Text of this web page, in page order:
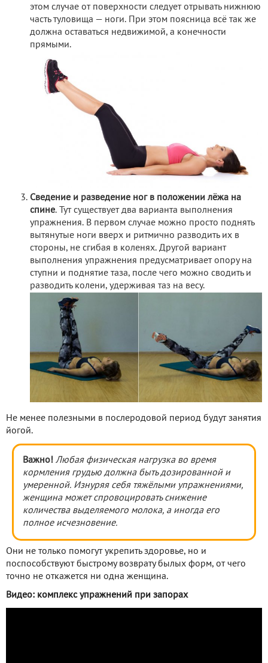
этом случае от поверхности следует отрывать нижнюю
часть туловища — ноги. При этом поясница всё так же
должна оставаться недвижимой, а конечности
прямыми.
Сведение и разведение ног в положении лёжа на
спине. Тут существует два варианта выполнения
упражнения. В первом случае можно просто поднять
вытянутые ноги вверх и ритмично разводить их в
стороны, не сгибая в коленях. Другой вариант
выполнения упражнения предусматривает опору на
ступни и поднятие таза, после чего можно сводить и
разводить колени, удерживая таз на весу.
Не менее полезными в послеродовой период будут занятия
йогой.
Важно! Любая физическая нагрузка во время
кормления грудью должна быть дозированной и
умеренной. Изнуряя себя тяжёлыми упражнениями,
женщина может спровоцировать снижение
количества выделяемого молока, а иногда его
полное исчезновение.
Они не только помогут укрепить здоровье, но и
поспособствуют быстрому возврату былых форм, от чего
точно не откажется ни одна женщина.
Видео: комплекс упражнений при запорах